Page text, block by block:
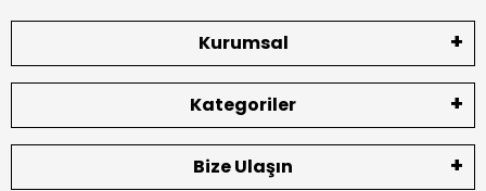
Kurumsal
Kategoriler
Bize Ulaşın